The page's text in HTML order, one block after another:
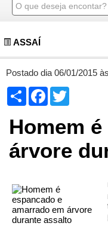
ASSAÍ
Postado dia 06/01/2015
Compartilhar
Facebook
Homem
árvore